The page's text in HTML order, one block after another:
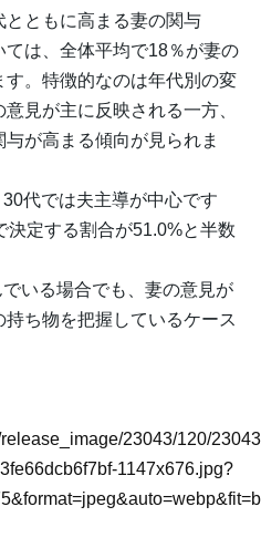
ともに高まる妻の関与
は、全体平均で18％が妻の
。特徴的なのは年代別の変
見が主に反映される一方、
が高まる傾向が見られま
代では夫主導が中心です
決定する割合が51.0%と半数
いる場合でも、妻の意見が
ち物を把握しているケース
23043/120/
1147x676.jpg?